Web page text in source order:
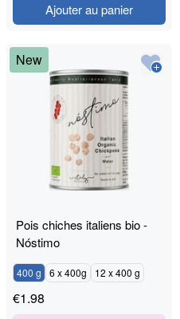
Ajouter au panier
New
Pois chiches italiens bio -
Nóstimo
400 g 6 x 400g 12 x 400 g
€1.98